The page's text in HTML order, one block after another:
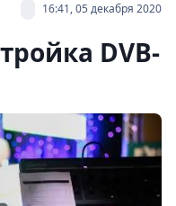
16:41, 05 декабря 2020
DVB-